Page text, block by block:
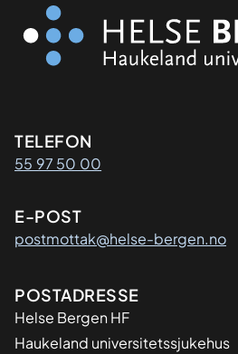
Kontaktinformasjon
TELEFON
55 97 50 00
E-POST
postmottak@helse-bergen.no
Adresse
POSTADRESSE
Helse Bergen HF
Haukeland universitetssjukehus